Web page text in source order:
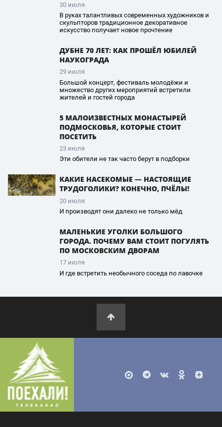
30 июля
В руках талантливых современных художников и
скульпторов традиционное декоративное
искусство получает новое прочтение
ДУБНЕ 70 ЛЕТ: КАК ПРОШЁЛ ЮБИЛЕЙ
НАУКОГРАДА
29 июля
Большой концерт, фестиваль молодёжи и
множество других мероприятий встретили
жителей и гостей города
5 МАЛОИЗВЕСТНЫХ МОНАСТЫРЕЙ
ПОДМОСКОВЬЯ, КОТОРЫЕ СТОИТ
ПОСЕТИТЬ
23 июля
Эти обители не так часто берут в подборки
КАКИЕ НАСЕКОМЫЕ — НАСТОЯЩИЕ
ТРУДОГОЛИКИ? КОНЕЧНО, ПЧЁЛЫ!
20 июля
И производят они далеко не только мёд
МАЛЕНЬКИЕ УГОЛКИ БОЛЬШОГО
ГОРОДА. ПОЧЕМУ ВАМ СТОИТ ПОГУЛЯТЬ
ПО МОСКОВСКИМ ДВОРАМ
17 июля
И где встретить необычного соседа по лавочке